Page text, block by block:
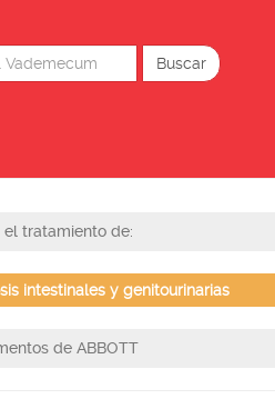
el tratamiento de:
intestinales y genitourinarias
de ABBOTT